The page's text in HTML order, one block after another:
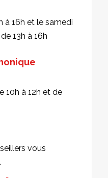
à 16h et le samedi
13h à 16h
10h à 12h et de
vous